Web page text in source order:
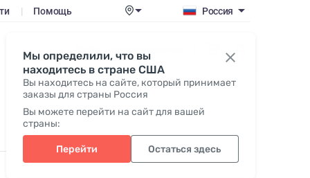
Мы определили, что вы
находитесь в стране США
Вы находитесь на сайте, который принимает
заказы для страны Россия
Вы можете перейти на сайт для вашей
страны:
Перейти Остаться здесь
| Помощь Россия